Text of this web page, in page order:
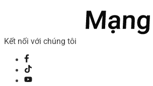
Kết nối với chúng tôi